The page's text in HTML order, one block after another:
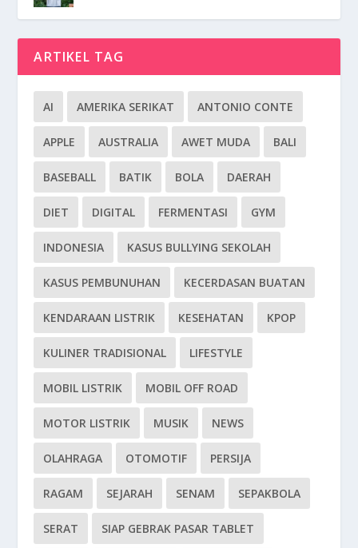
ARTIKEL TAG
AI AMERIKA SERIKAT ANTONIO CONTE
APPLE AUSTRALIA AWET MUDA BALI
BASEBALL BATIK BOLA DAERAH
DIET DIGITAL FERMENTASI GYM
INDONESIA KASUS BULLYING SEKOLAH
KASUS PEMBUNUHAN KECERDASAN BUATAN
KENDARAAN LISTRIK KESEHATAN KPOP
KULINER TRADISIONAL LIFESTYLE
MOBIL LISTRIK MOBIL OFF ROAD
MOTOR LISTRIK MUSIK NEWS
OLAHRAGA OTOMOTIF PERSIJA
RAGAM SEJARAH SENAM SEPAKBOLA
SERAT SIAP GEBRAK PASAR TABLET